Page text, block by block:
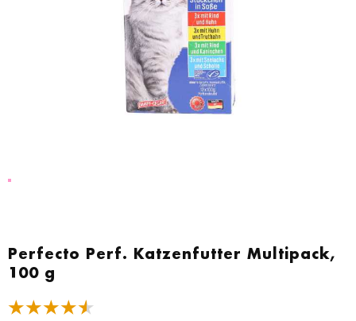
Perfecto Perf. Katzenfutter Multipack,
100 g
★★★★★
Anfang
der
Bildgalerie
springen